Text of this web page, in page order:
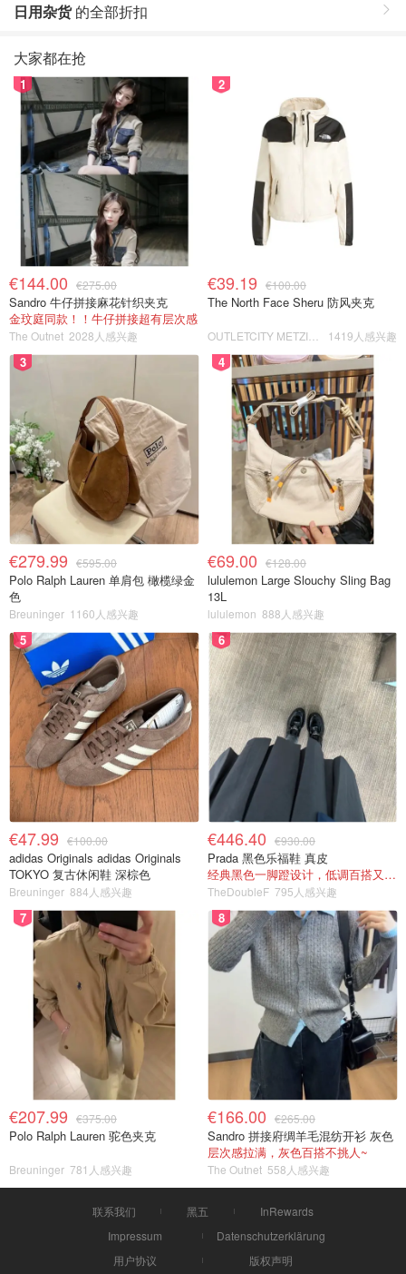
日用杂货的全部折扣
大家都在抢
1
€144.00 €275.00
Sandro 牛仔拼接麻花针织夹克
金玟庭同款！！牛仔拼接超有层次感
The Outnet 2028人感兴趣
2
€39.19 €100.00
The North Face Sheru 防风夹克
1419人感兴趣
3
€279.99 €595.00
Polo Ralph Lauren 单肩包 橄榄绿金
色
Breuninger 1160人感兴趣
4
€69.00 €128.00
lululemon Large Slouchy Sling Bag
13L
lululemon 888人感兴趣
5
€47.99 €100.00
adidas Originals adidas Originals
TOKYO 复古休闲鞋 深棕色
Breuninger 884人感兴趣
6
€446.40 €930.00
Prada 黑色乐福鞋 真皮
经典黑色一脚蹬设计，低调百搭又高级
TheDoubleF 795人感兴趣
7
€207.99 €375.00
Polo Ralph Lauren 驼色夹克
Breuninger 781人感兴趣
8
€166.00 €265.00
Sandro 拼接府绸羊毛混纺开衫 灰色
层次感拉满，灰色百搭不挑人~
The Outnet 558人感兴趣
联系我们 黑五
InRewards
Impressum
Datenschutzerklärung
用户协议
版权声明